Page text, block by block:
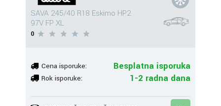
SAVA 245/40 R18 Eskimo HP2
97V FP XL
0
Cena isporuke: Besplatna isporuka
Rok isporuke: 1-2 radna dana